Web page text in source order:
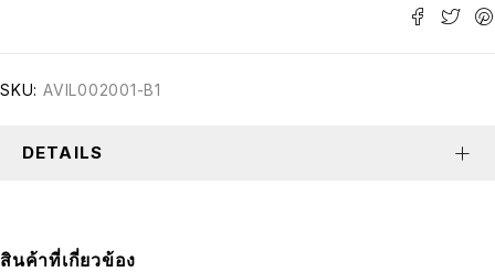
SKU: AVIL002001-B1
DETAILS
สินค้าที่เกี่ยวข้อง